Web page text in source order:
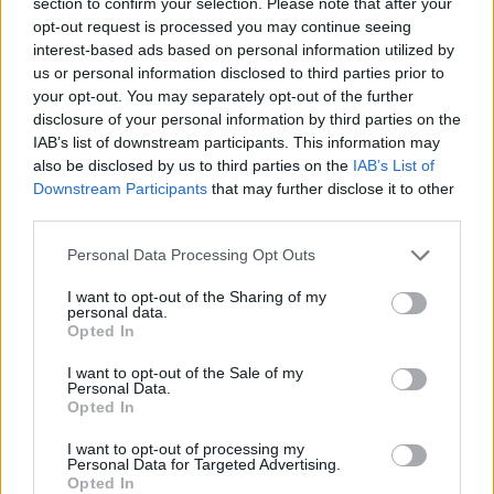
opt-out request is processed you may continue seeing
interest-based ads based on personal information utilized by
us or personal information disclosed to third parties prior to
your opt-out. You may separately opt-out of the further
disclosure of your personal information by third parties on the
IAB’s list of downstream participants. This information may
also be disclosed by us to third parties on the IAB’s List of
Downstream Participants that may further disclose it to other
Personal Data Processing Opt Outs
I want to opt-out of the Sharing of my
personal data.
Opted In
I want to opt-out of the Sale of my
Personal Data.
Opted In
I want to opt-out of processing my
Personal Data for Targeted Advertising.
Opted In
entonces?
El problema es que es mucho más sencillo sumar
votos en las grandes capitales subidos al carro de
campañas propagandísticas de todo tipo, que ir a
buscarlos isla por isla, pueblo por pueblo, casa por
casa, vecino por vecino...
No obstante, todo esta pelea no debe ocultarnos
que sí es cierto que hay algunos cambios que
hacer. Los topes electorales generan ciertas
muchos partidos no se ven representados. Pero esto
no significa que las “realidades insulares” deban
dejar de tener su sentido en el espectro político de
Canarias.